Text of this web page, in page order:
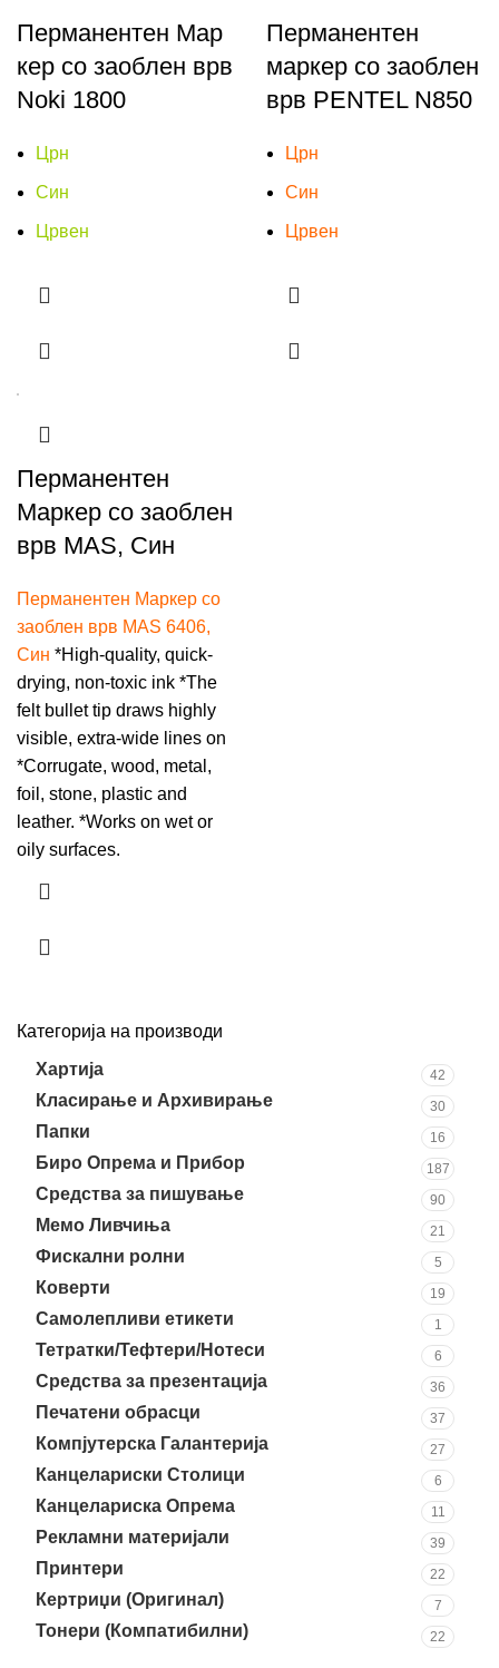
Категорија на производи
Хартија
42
Класирање и Архивирање 30
Папки 16
Биро Опрема и Прибор 187
Средства за пишување 90
Мемо Ливчиња 21
Фискални ролни 5
Коверти 19
Самолепливи етикети 1
Тетратки/Тефтери/Нотеси 6
Средства за презентација 36
Печатени обрасци 37
Компјутерска Галантерија 27
Канцелариски Столици 6
Канцелариска Опрема 11
Рекламни материјали 39
Принтери 22
Кертриџи (Оригинал) 7
Тонери (Компатибилни) 22
Перманентен Мар
кер со заоблен врв
Noki 1800
Црн
Син
Црвен
Перманентен
маркер со заоблен
врв PENTEL N850
Црн
Син
Црвен
Перманентен
Маркер со заоблен
врв MAS, Син
Перманентен Маркер со
заоблен врв MAS 6406,
Син *High-quality, quick-
drying, non-toxic ink *The
felt bullet tip draws highly
visible, extra-wide lines on
*Corrugate, wood, metal,
foil, stone, plastic and
leather. *Works on wet or
oily surfaces.